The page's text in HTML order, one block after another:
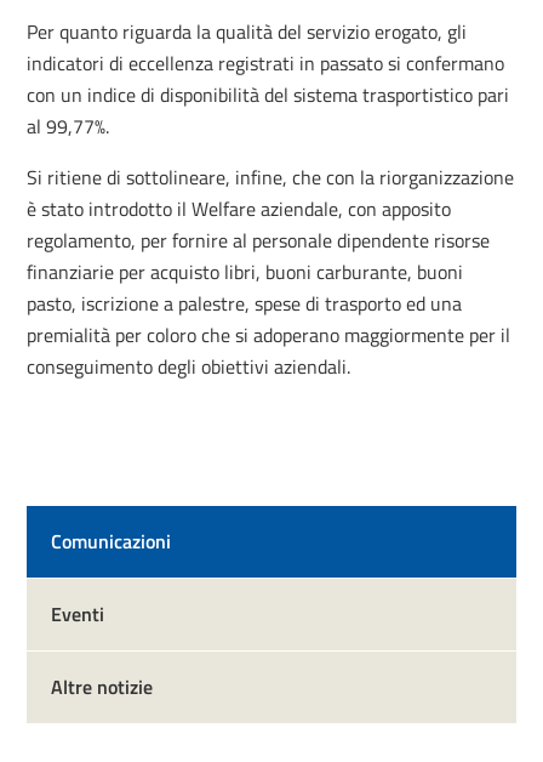
Per quanto riguarda la qualità del servizio erogato, gli
indicatori di eccellenza registrati in passato si confermano
con un indice di disponibilità del sistema trasportistico pari
al 99,77%.
Si ritiene di sottolineare, infine, che con la riorganizzazione
è stato introdotto il Welfare aziendale, con apposito
regolamento, per fornire al personale dipendente risorse
finanziarie per acquisto libri, buoni carburante, buoni
pasto, iscrizione a palestre, spese di trasporto ed una
premialità per coloro che si adoperano maggiormente per il
conseguimento degli obiettivi aziendali.
Comunicazioni
Eventi
Altre notizie